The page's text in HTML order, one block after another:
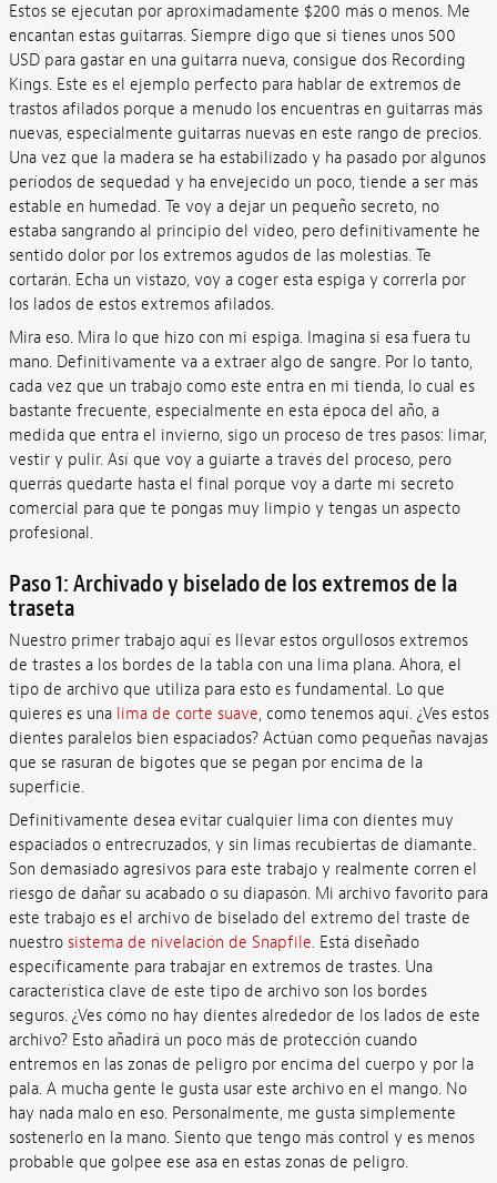
Estos se ejecutan por aproximadamente $200 más o menos. Me
encantan estas guitarras. Siempre digo que si tienes unos 500
USD para gastar en una guitarra nueva, consigue dos Recording
Kings. Este es el ejemplo perfecto para hablar de extremos de
trastos afilados porque a menudo los encuentras en guitarras más
nuevas, especialmente guitarras nuevas en este rango de precios.
Una vez que la madera se ha estabilizado y ha pasado por algunos
períodos de sequedad y ha envejecido un poco, tiende a ser más
estable en humedad. Te voy a dejar un pequeño secreto, no
estaba sangrando al principio del vídeo, pero definitivamente he
sentido dolor por los extremos agudos de las molestias. Te
cortarán. Echa un vistazo, voy a coger esta espiga y correrla por
los lados de estos extremos afilados.
Mira eso. Mira lo que hizo con mi espiga. Imagina si esa fuera tu
mano. Definitivamente va a extraer algo de sangre. Por lo tanto,
cada vez que un trabajo como este entra en mi tienda, lo cual es
bastante frecuente, especialmente en esta época del año, a
medida que entra el invierno, sigo un proceso de tres pasos: limar,
vestir y pulir. Así que voy a guiarte a través del proceso, pero
querrás quedarte hasta el final porque voy a darte mi secreto
comercial para que te pongas muy limpio y tengas un aspecto
profesional.
Paso 1: Archivado y biselado de los extremos de la
traseta
Nuestro primer trabajo aquí es llevar estos orgullosos extremos
de trastes a los bordes de la tabla con una lima plana. Ahora, el
tipo de archivo que utiliza para esto es fundamental. Lo que
quieres es una lima de corte suave, como tenemos aquí. ¿Ves estos
dientes paralelos bien espaciados? Actúan como pequeñas navajas
que se rasuran de bigotes que se pegan por encima de la
superficie.
Definitivamente desea evitar cualquier lima con dientes muy
espaciados o entrecruzados, y sin limas recubiertas de diamante.
Son demasiado agresivos para este trabajo y realmente corren el
riesgo de dañar su acabado o su diapasón. Mi archivo favorito para
este trabajo es el archivo de biselado del extremo del traste de
nuestro sistema de nivelación de Snapfile. Está diseñado
específicamente para trabajar en extremos de trastes. Una
característica clave de este tipo de archivo son los bordes
seguros. ¿Ves cómo no hay dientes alrededor de los lados de este
archivo? Esto añadirá un poco más de protección cuando
entremos en las zonas de peligro por encima del cuerpo y por la
pala. A mucha gente le gusta usar este archivo en el mango. No
hay nada malo en eso. Personalmente, me gusta simplemente
sostenerlo en la mano. Siento que tengo más control y es menos
probable que golpee ese asa en estas zonas de peligro.